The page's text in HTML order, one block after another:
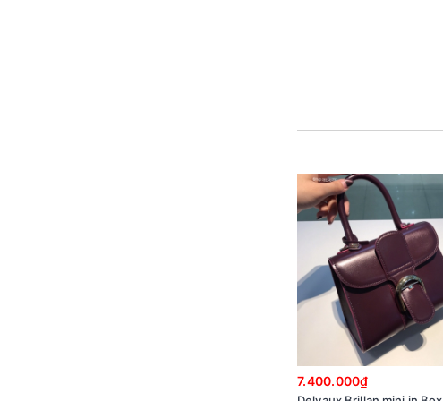
7.400.000₫